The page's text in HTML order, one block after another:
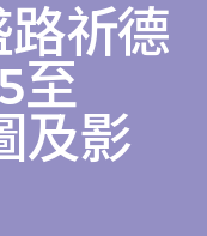
祈德
至
及影